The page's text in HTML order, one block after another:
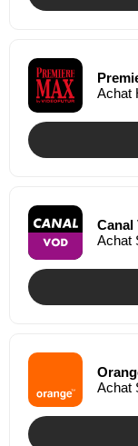
Achat
Canal
Achat
Achat